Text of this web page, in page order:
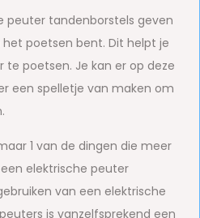
peuter tandenborstels geven
poetsen bent. Dit helpt je
poetsen. Je kan er op deze
een spelletje van maken om
1 van de dingen die meer
elektrische peuter
van een elektrische
is vanzelfsprekend een